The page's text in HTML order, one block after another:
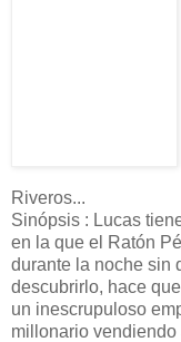
Riveros...
Sinópsis : Lucas
en la que el Ratón
durante la noche sin
descubrirlo, hace
un inescrupuloso
millonario